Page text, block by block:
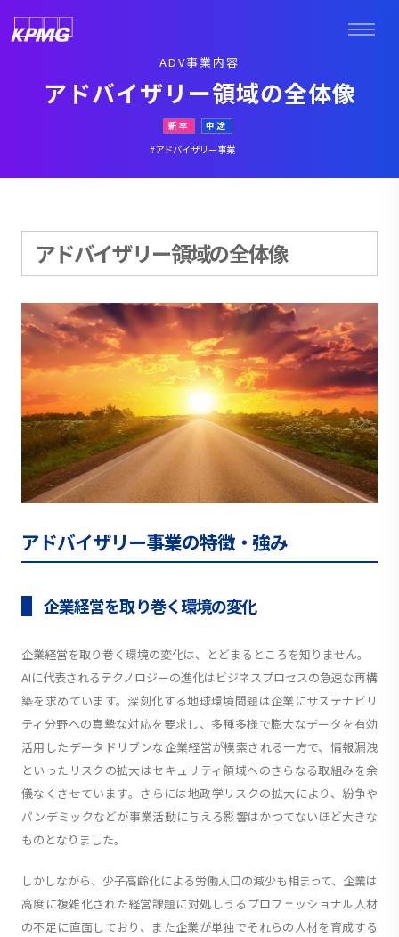
ADV事業内容
アドバイザリー領域の全体像
新卒 中途
#アドバイザリー事業
アドバイザリー領域の全体像
アドバイザリー事業の特徴・強み
企業経営を取り巻く環境の変化
企業経営を取り巻く環境の変化は、とどまるところを知りません。
AIに代表されるテクノロジーの進化はビジネスプロセスの急速な再構
築を求めています。深刻化する地球環境問題は企業にサステナビリ
ティ分野への真摯な対応を要求し、多種多様で膨大なデータを有効
活用したデータドリブンな企業経営が模索される一方で、情報漏洩
といったリスクの拡大はセキュリティ領域へのさらなる取組みを余
儀なくさせています。さらには地政学リスクの拡大により、紛争や
パンデミックなどが事業活動に与える影響はかつてないほど大きな
ものとなりました。
しかしながら、少子高齢化による労働人口の減少も相まって、企業は
高度に複雑化された経営課題に対処しうるプロフェッショナル人材
の不足に直面しており、また企業が単独でそれらの人材を育成する